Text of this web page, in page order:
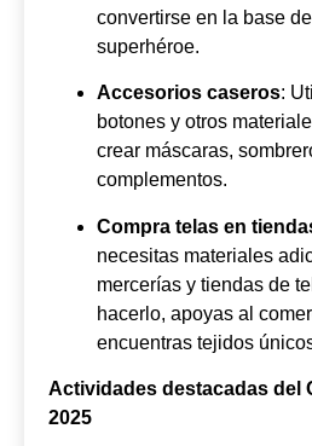
convertirse en la base
superhéroe.
Accesorios caseros:
botones y otros
crear máscaras,
complementos.
Compra telas en
necesitas materiales
mercerías y tiendas de
hacerlo, apoyas al
encuentras tejidos
Actividades destacadas del
2025